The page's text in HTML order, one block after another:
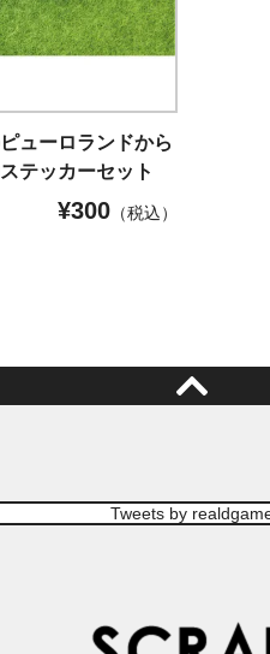
ューロランドから
テッカーセット
¥300（税込）
Tweets by